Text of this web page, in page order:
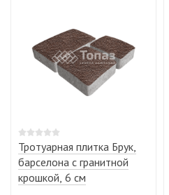
Тротуарная плитка Брук,
барселона с гранитной
крошкой, 6 см